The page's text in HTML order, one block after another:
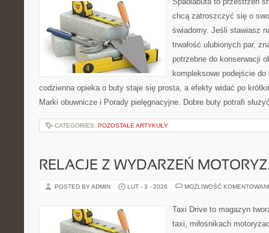
chcą zatroszczyć się o
świadomy. Jeśli stawiasz
trwałość ulubionych par,
potrzebne do konserwacji
kompleksowe podejście
codzienna opieka o buty staje się prosta, a efekty widać po
Marki obuwnicze i Porady pielęgnacyjne. Dobre buty potrafi
CATEGORIES: POZOSTAŁE ARTYKUŁY
RELACJE Z WYDARZEŃ
POSTED BY ADMIN LUT - 3 - 2026 MOŻLIWOŚĆ
Taxi Drive to magazyn
taxi, miłośnikach